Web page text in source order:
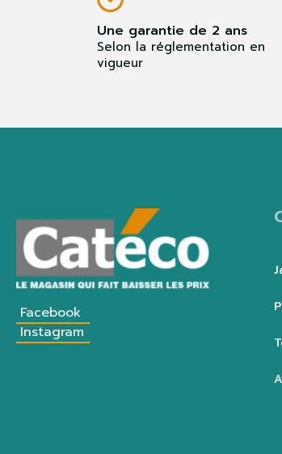
Une garantie de 2 ans
Selon la réglementation en
vigueur
Facebook
Instagram